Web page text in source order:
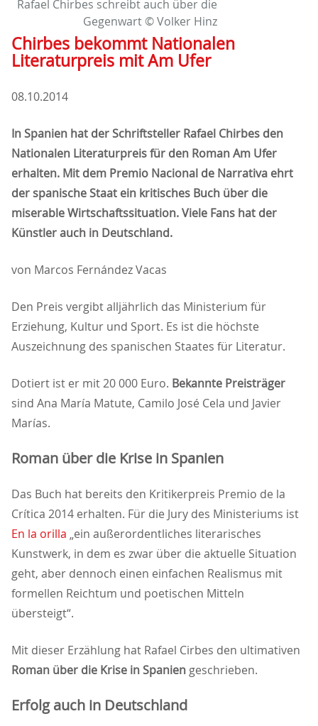
Rafael Chirbes schreibt auch über die
Gegenwart © Volker Hinz
Chirbes bekommt Nationalen
Literaturpreis mit Am Ufer
08.10.2014
In Spanien hat der Schriftsteller Rafael Chirbes den
Nationalen Literaturpreis für den Roman Am Ufer
erhalten. Mit dem Premio Nacional de Narrativa ehrt
der spanische Staat ein kritisches Buch über die
miserable Wirtschaftssituation. Viele Fans hat der
Künstler auch in Deutschland.
von Marcos Fernández Vacas
Den Preis vergibt alljährlich das Ministerium für
Erziehung, Kultur und Sport. Es ist die höchste
Auszeichnung des spanischen Staates für Literatur.
Dotiert ist er mit 20 000 Euro. Bekannte Preisträger
sind Ana María Matute, Camilo José Cela und Javier
Marías.
Roman über die Krise in Spanien
Das Buch hat bereits den Kritikerpreis Premio de la
Crítica 2014 erhalten. Für die Jury des Ministeriums ist
En la orilla ein außerordentliches literarisches
Kunstwerk, in dem es zwar über die aktuelle Situation
geht, aber dennoch einen einfachen Realismus mit
formellen Reichtum und poetischen Mitteln
übersteigt“.
Mit dieser Erzählung hat Rafael Cirbes den ultimativen
Roman über die Krise in Spanien geschrieben.
Erfolg auch in Deutschland